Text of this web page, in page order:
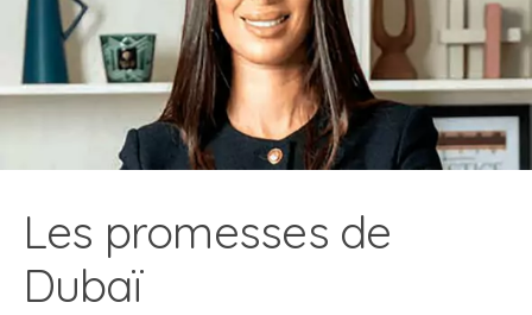
Les promesses de
Dubaï